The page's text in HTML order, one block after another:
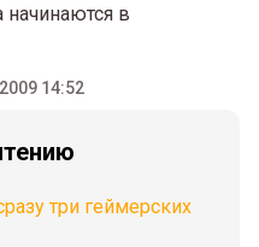
в
14:52
три геймерских